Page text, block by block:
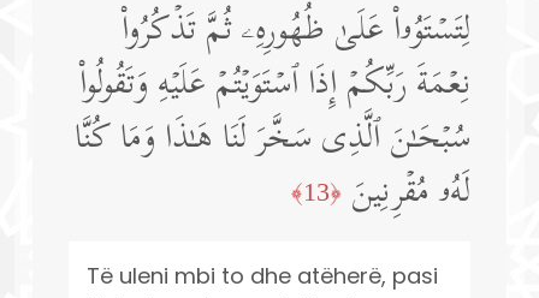
لِتَسۡتَوُۥا۟ عَلَىٰ ظُهُورِهِۦ ثُمَّ تَذۡكُرُوا۟
نِعۡمَةَ رَبِّكُمۡ إِذَا ٱسۡتَوَیۡتُمۡ عَلَیۡهِ وَتَقُولُوا۟
سُبۡحَـٰنَ ٱلَّذِی سَخَّرَ لَنَا هَـٰذَا وَمَا كُنَّا
لَهُۥ مُقۡرِنِینَ ﴿13﴾
Të uleni mbi to dhe atëherë, pasi